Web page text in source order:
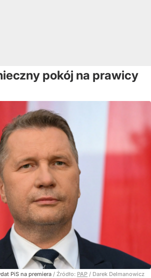
pokój na prawicy
PiS na premiera / Źródło: PAP / Darek Delmanowicz